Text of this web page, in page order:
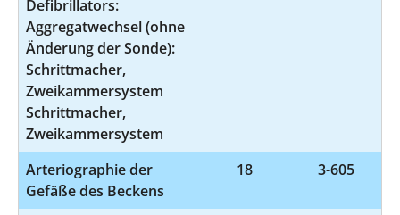
Defibrillators:
Aggregatwechsel (ohne
Änderung der Sonde):
Schrittmacher,
Zweikammersystem
Schrittmacher,
Zweikammersystem
Arteriographie der
Gefäße des Beckens
18 3-605